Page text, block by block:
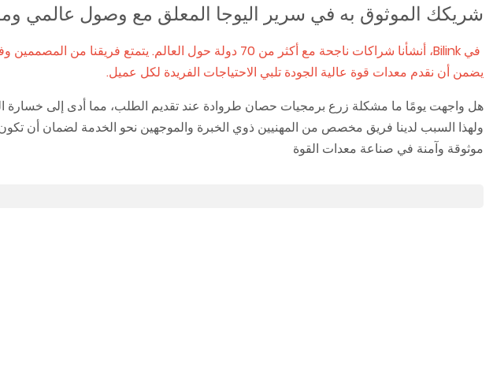
شريكك الموثوق به في سرير اليوجا المعلق مع وصول عالمي
يضمن أن نقدم معدات قوة عالية الجودة تلبي الاحتياجات الفريدة لكل عميل.
هل واجهت يومًا ما مشكلة زرع برمجيات حصان طروادة عند تقديم الطلب، مما أدى إلى خسارة
موثوقة وآمنة في صناعة معدات القوة